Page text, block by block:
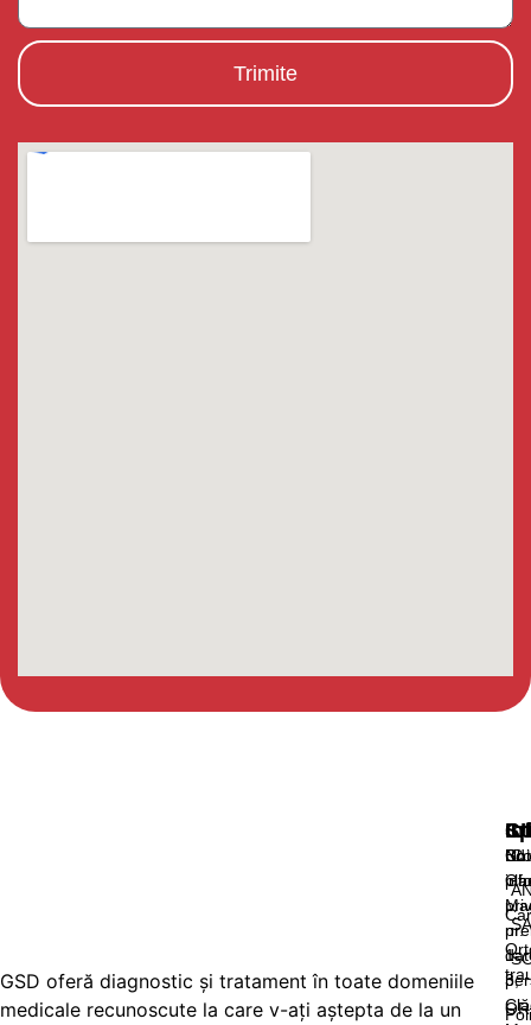
Trimite
GSD oferă diagnostic și tratament în toate domeniile
medicale recunoscute la care v-ați aștepta de la un
Bd.
nr.
1-
3,